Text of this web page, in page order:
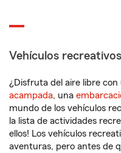
Vehículos recreativos
¿Disfruta del aire libre con
acampada, una
mundo de los vehículos
la lista de actividades
ellos! Los vehículos
aventuras, pero antes de